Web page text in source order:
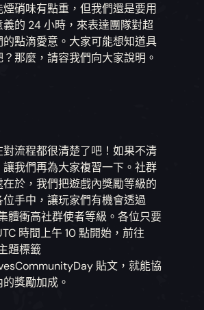
硝味有點重，但我們還是要用
的 24 小時，來表達團隊對超
點滴愛意。大家可能想知道具
那麼，請容我們向大家說明。
流程都很清楚了吧！如果不清
讓我們再為大家複習一下。社群
在於，我們把遊戲內獎勵等級的
手中，讓玩家們有機會透過
體衝高社群使者等級。各位只要
時間上午 10 點開始，前往
題標籤
貼文，就能協
獎勵加成。